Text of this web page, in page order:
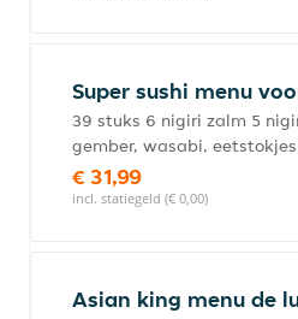
Super sushi menu
39 stuks 6 nigiri zalm 5
gember, wasabi,
€ 31,99
incl. statiegeld (€ 0,00)
Asian king menu de